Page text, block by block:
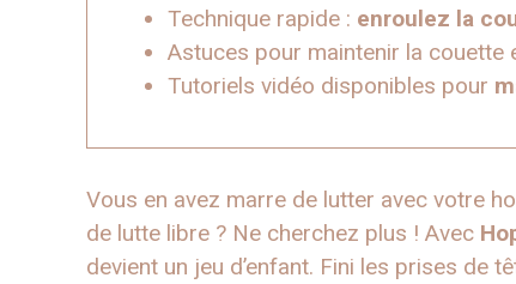
Technique rapide : enroulez la
Astuces pour maintenir la couette
Tutoriels vidéo disponibles pour
Vous en avez marre de lutter avec votre
de lutte libre ? Ne cherchez plus ! Avec
devient un jeu d’enfant. Fini les prises de